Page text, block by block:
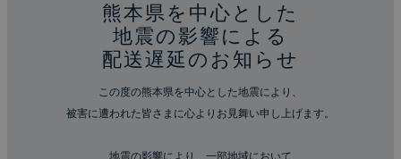
熊本県を中心とした
地震の影響による
配送遅延のお知らせ
この度の熊本県を中心とした地震により、
被害に遭われた皆さまに心よりお見舞い申し上げます。
地震の影響により、一部地域において